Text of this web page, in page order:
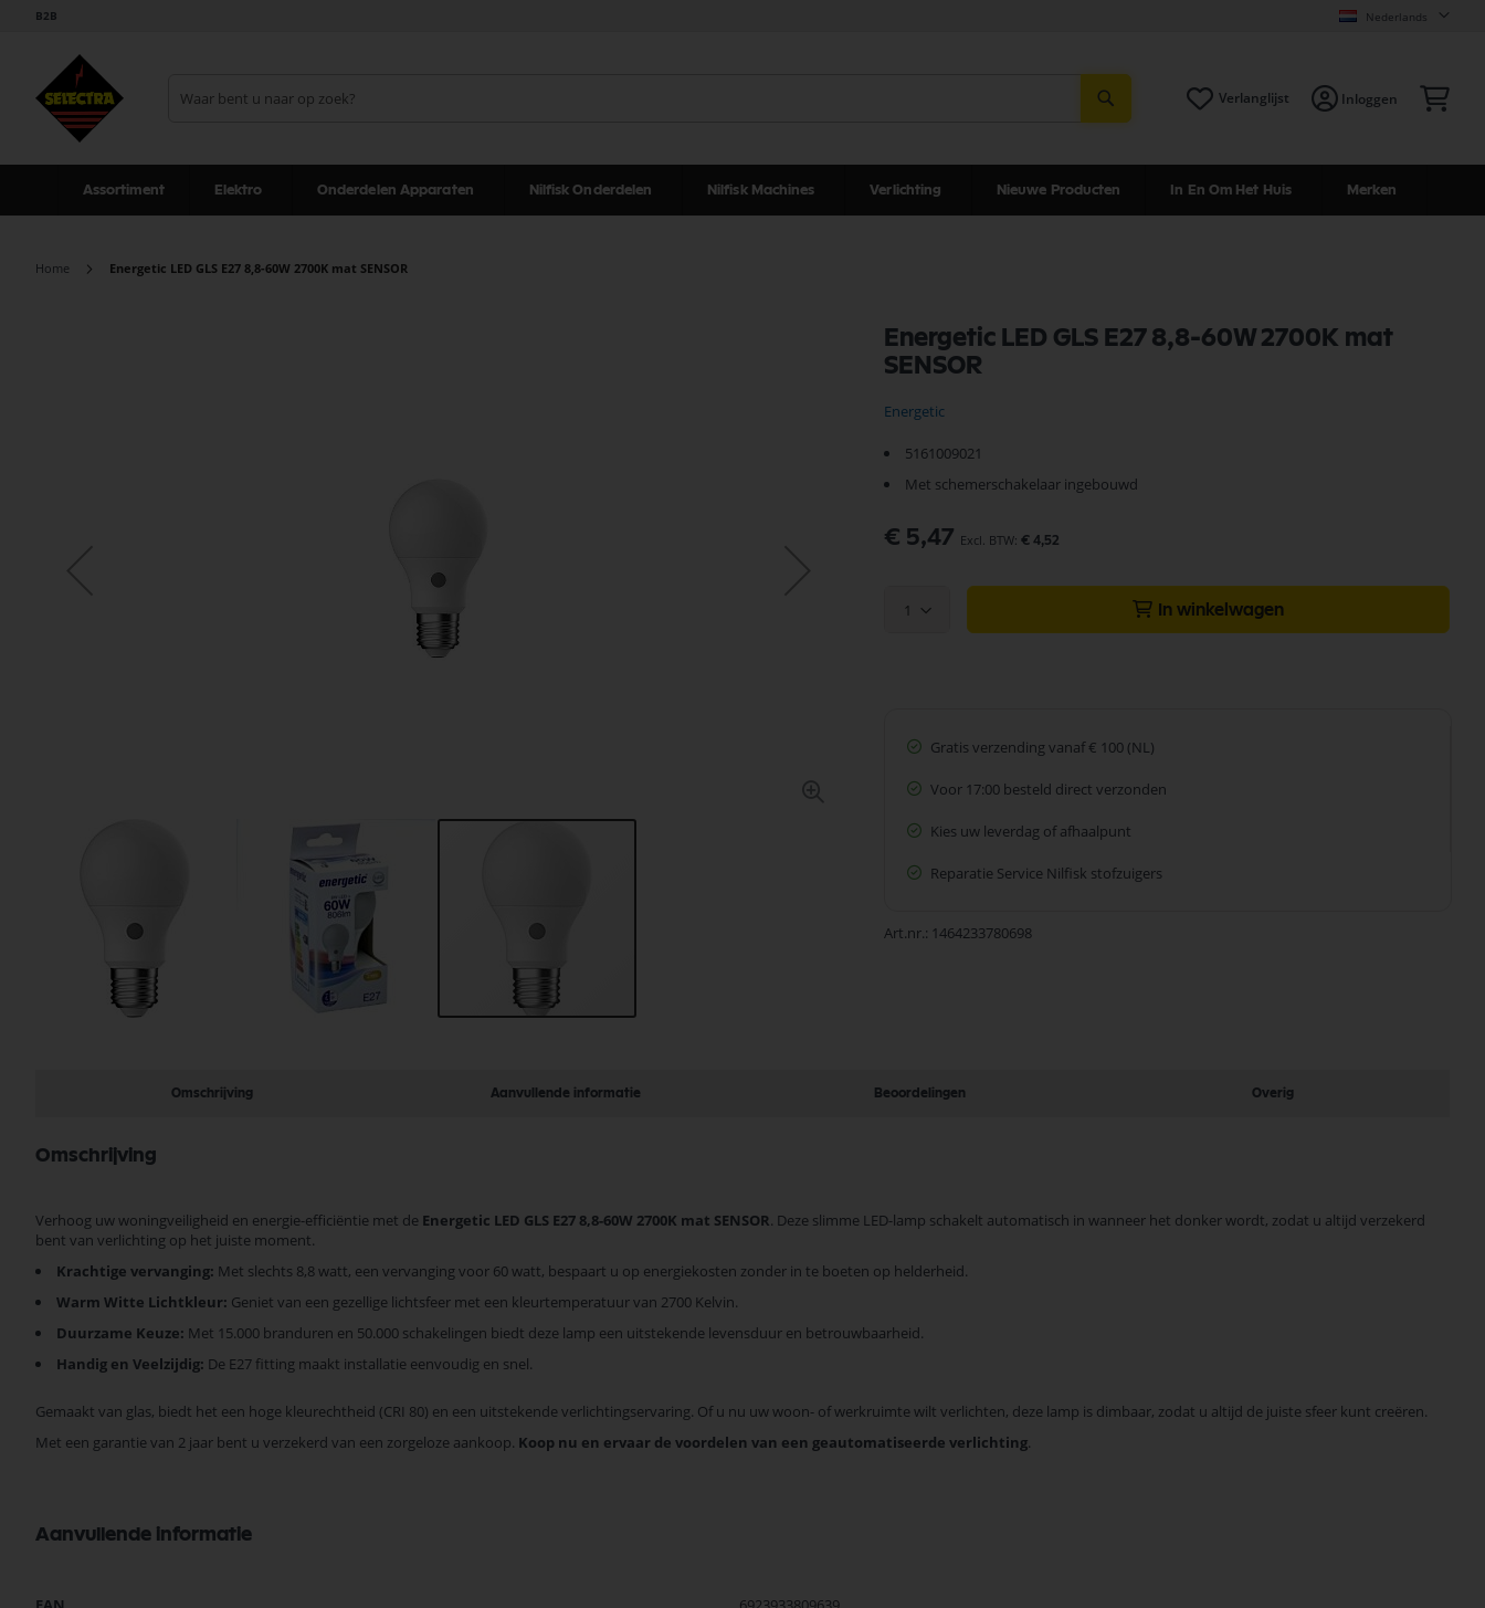
B2B Nederlands
Verlanglijst Inloggen
Assortiment Elektro Onderdelen Apparaten Nilfisk Onderdelen Nilfisk Machines Verlichting Nieuwe Producten In En Om Het Huis Merken
Home Energetic LED GLS E27 8,8-60W 2700K mat SENSOR
Energetic LED GLS E27 8,8-60W 2700K mat
SENSOR
Energetic
5161009021
Met schemerschakelaar ingebouwd
€ 5,47 € 4,52
1 In winkelwagen
Gratis verzending vanaf € 100 (NL)
Voor 17:00 besteld direct verzonden
Kies uw leverdag of afhaalpunt
Reparatie Service Nilfisk stofzuigers
Art.nr. 1464233780698
afbeeldingen-
gallerij
Omschrijving Aanvullende informatie Beoordelingen Overig
Omschrijving
Verhoog uw woningveiligheid en energie-efficiëntie met de Energetic LED GLS E27 8,8-60W 2700K mat SENSOR. Deze slimme LED-lamp schakelt automatisch in wanneer het donker wordt, zodat u altijd verzekerd
bent van verlichting op het juiste moment.
Krachtige vervanging: Met slechts 8,8 watt, een vervanging voor 60 watt, bespaart u op energiekosten zonder in te boeten op helderheid.
Warm Witte Lichtkleur: Geniet van een gezellige lichtsfeer met een kleurtemperatuur van 2700 Kelvin.
Duurzame Keuze: Met 15.000 branduren en 50.000 schakelingen biedt deze lamp een uitstekende levensduur en betrouwbaarheid.
Handig en Veelzijdig: De E27 fitting maakt installatie eenvoudig en snel.
Gemaakt van glas, biedt het een hoge kleurechtheid (CRI 80) en een uitstekende verlichtingservaring. Of u nu uw woon- of werkruimte wilt verlichten, deze lamp is dimbaar, zodat u altijd de juiste sfeer kunt creëren.
Met een garantie van 2 jaar bent u verzekerd van een zorgeloze aankoop. Koop nu en ervaar de voordelen van een geautomatiseerde verlichting.
Aanvullende informatie
Meer